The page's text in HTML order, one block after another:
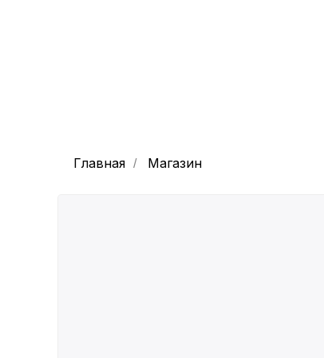
Главная / Магазин